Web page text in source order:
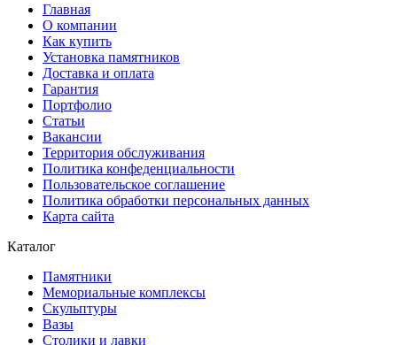
Главная
О компании
Как купить
Установка памятников
Доставка и оплата
Гарантия
Портфолио
Статьи
Вакансии
Территория обслуживания
Политика конфеденциальности
Пользовательское соглашение
Политика обработки персональных данных
Карта сайта
Каталог
Памятники
Мемориальные комплексы
Скульптуры
Вазы
Столики и лавки